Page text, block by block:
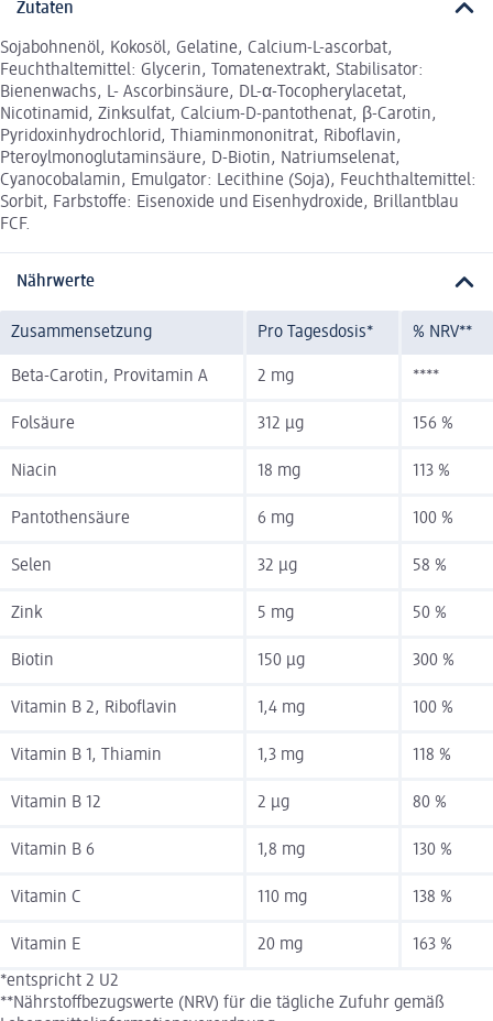
Zutaten
Sojabohnenöl, Kokosöl, Gelatine, Calcium-L-ascorbat,
Feuchthaltemittel: Glycerin, Tomatenextrakt, Stabilisator:
Bienenwachs, L- Ascorbinsäure, DL-α-Tocopherylacetat,
Nicotinamid, Zinksulfat, Calcium-D-pantothenat, β-Carotin,
Pyridoxinhydrochlorid, Thiaminmononitrat, Riboflavin,
Pteroylmonoglutaminsäure, D-Biotin, Natriumselenat,
Cyanocobalamin, Emulgator: Lecithine (Soja), Feuchthaltemittel:
Sorbit, Farbstoffe: Eisenoxide und Eisenhydroxide, Brillantblau
FCF.
Nährwerte
Zusammensetzung Pro Tagesdosis* % NRV**
Beta-Carotin, Provitamin A 2 mg ****
Folsäure 312 µg 156 %
Niacin 18 mg 113 %
Pantothensäure 6 mg 100 %
Selen 32 µg 58 %
Zink 5 mg 50 %
Biotin 150 µg 300 %
Vitamin B 2, Riboflavin 1,4 mg 100 %
Vitamin B 1, Thiamin 1,3 mg 118 %
Vitamin B 12 2 µg 80 %
Vitamin B 6 1,8 mg 130 %
Vitamin C 110 mg 138 %
Vitamin E 20 mg 163 %
*entspricht 2 U2
**Nährstoffbezugswerte (NRV) für die tägliche Zufuhr gemäß